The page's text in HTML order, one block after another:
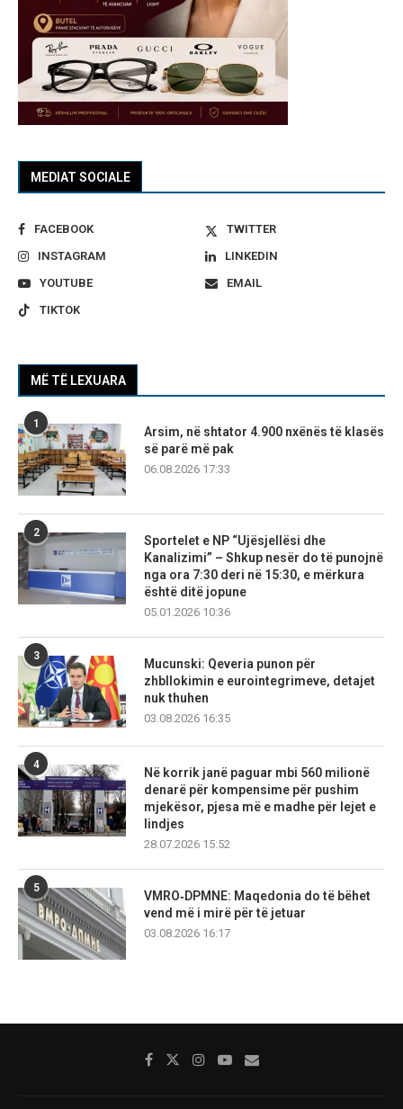
MEDIAT SOCIALE
FACEBOOK
TWITTER
INSTAGRAM
LINKEDIN
YOUTUBE
EMAIL
TIKTOK
MË TË LEXUARA
1
Arsim, në shtator 4.900 nxënës të klasës
së parë më pak
06.08.2026 17:33
2
Sportelet e NP “Ujësjellësi dhe
Kanalizimi” – Shkup nesër do të punojnë
nga ora 7:30 deri në 15:30, e mërkura
është ditë jopune
05.01.2026 10:36
3
Mucunski: Qeveria punon për
zhbllokimin e eurointegrimeve, detajet
nuk thuhen
03.08.2026 16:35
4
Në korrik janë paguar mbi 560 milionë
denarë për kompensime për pushim
mjekësor, pjesa më e madhe për lejet e
lindjes
28.07.2026 15:52
5
VMRO‑DPMNE: Maqedonia do të bëhet
vend më i mirë për të jetuar
03.08.2026 16:17